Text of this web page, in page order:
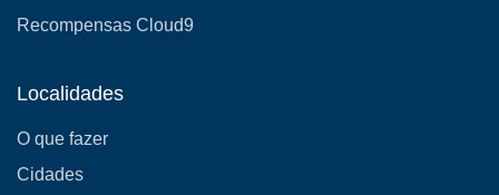
Recompensas Cloud9
Localidades
O que fazer
Cidades